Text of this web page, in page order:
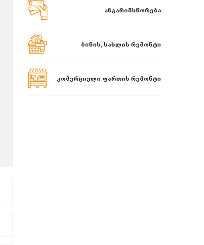
ანგარიშსწორება
ბინის, სახლის რემონტი
კომერციული ფართის რემონტი